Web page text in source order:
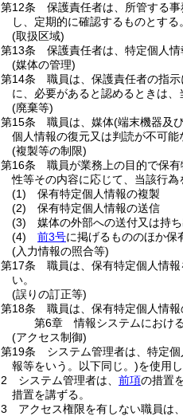
第12条
保護責任者は、所管する
し、定期的に確認するものとする。
(取扱区域)
第13条
保護責任者は、特定個人
(媒体の管理)
第14条
職員は、保護責任者の指
に、必要があると認めるときは
(廃棄等)
第15条
職員は、媒体(端末機器及
個人情報の復元又は判読が不可能
(複製等の制限)
第16条
職員が業務上の目的で保
性等その内容に応じて、当該行
(1)
保有特定個人情報の複製
(2)
保有特定個人情報の送信
(3)
媒体の外部への送付又は持
(4)
前3号に掲げるもののほか保
(入力情報の照合等)
第17条
職員は、保有特定個人情
い。
(誤りの訂正等)
第18条
職員は、保有特定個人情
第6章
情報システムにおけ
(アクセス制御)
第19条
システム管理者は、特定個
報等をいう。以下同じ。)を使用
2
システム管理者は、 前項の措置
措置を講ずる。
3
アクセス権限を有しない職員は